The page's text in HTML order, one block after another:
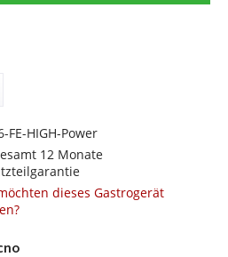
FE-HIGH-Power
12 Monate
dieses Gastrogerät